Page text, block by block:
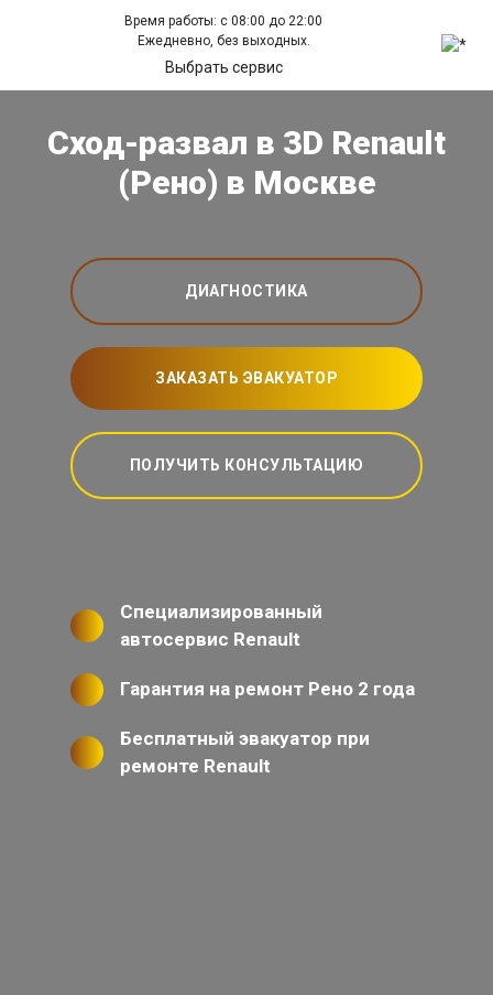
Время работы: с 08:00 до 22:00
Ежедневно, без выходных.
Выбрать сервис
Сход-развал в 3D Renault
(Рено) в Москве
ДИАГНОСТИКА
ЗАКАЗАТЬ ЭВАКУАТОР
ПОЛУЧИТЬ КОНСУЛЬТАЦИЮ
Специализированный
автосервис Renault
Гарантия на ремонт Рено 2 года
Бесплатный эвакуатор при
ремонте Renault